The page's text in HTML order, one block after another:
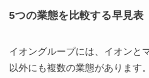
5つの業態を比較する早見表
イオングループには、イオンと
以外にも複数の業態があります